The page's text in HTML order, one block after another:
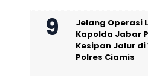
Jelang Operasi
Kapolda Jabar
Kesipan Jalur
Polres Ciamis